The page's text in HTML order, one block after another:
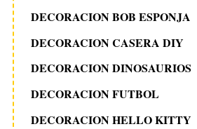
DECORACION BOB ESPONJA
DECORACION CASERA DIY
DECORACION DINOSAURIOS
DECORACION FUTBOL
DECORACION HELLO KITTY